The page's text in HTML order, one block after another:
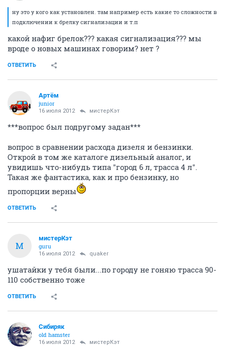
ну это у кого как установлен. там например есть какие то сложности в
подключении к брелку сигнализации и т.п
какой нафиг брелок??? какая сигнализация??? мы
вроде о новых машинах говорим? нет ?
ОТВЕТИТЬ
Артём
juniоr
16 июля 2012 мистерКэт
***вопрос был подругому задан***
вопрос в сравнении расхода дизеля и бензинки.
Открой в том же каталоге дизельный аналог, и
увидишь что-нибудь типа "город 6 л, трасса 4 л".
Такая же фантастика, как и про бензинку, но
пропорции верны
ОТВЕТИТЬ
М
мистерКэт
guru
16 июля 2012 quaker
ушатайки у тебя были...по городу не гоняю трасса 90-
110 собственно тоже
ОТВЕТИТЬ
Сибиряк
old hamster
16 июля 2012 мистерКэт